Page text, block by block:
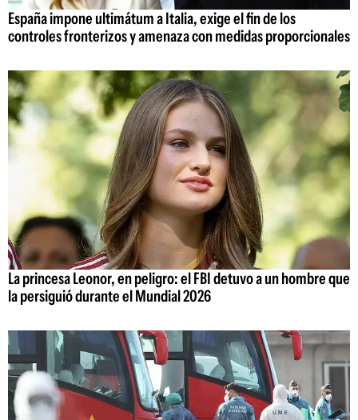
España impone ultimátum a Italia, exige el fin de los
controles fronterizos y amenaza con medidas proporcionales
La princesa Leonor, en peligro: el FBI detuvo a un hombre que
la persiguió durante el Mundial 2026